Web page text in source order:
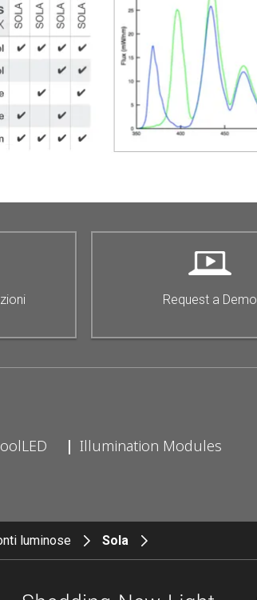
Request a Demo
Illumination Modules
luminose Sola